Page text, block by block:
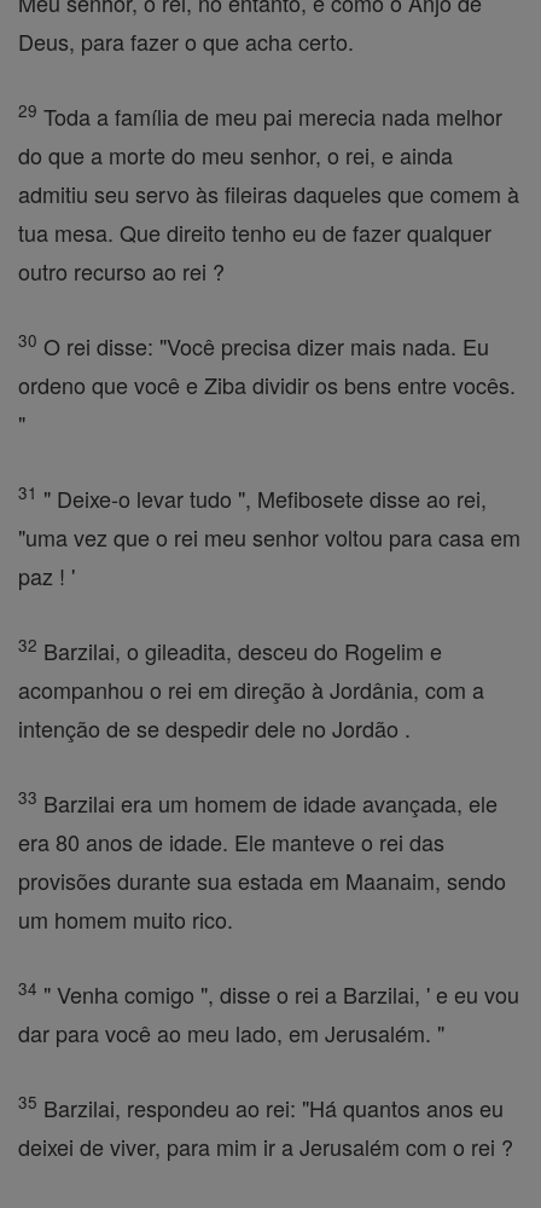
Deus, para fazer o que acha certo.
29 Toda a família de meu pai merecia nada melhor
do que a morte do meu senhor, o rei, e ainda
admitiu seu servo às fileiras daqueles que comem à
tua mesa. Que direito tenho eu de fazer qualquer
outro recurso ao rei ?
30 O rei disse: "Você precisa dizer mais nada. Eu
ordeno que você e Ziba dividir os bens entre vocês.
"
31 " Deixe-o levar tudo ", Mefibosete disse ao rei,
"uma vez que o rei meu senhor voltou para casa em
paz ! '
32 Barzilai, o gileadita, desceu do Rogelim e
acompanhou o rei em direção à Jordânia, com a
intenção de se despedir dele no Jordão .
33 Barzilai era um homem de idade avançada, ele
era 80 anos de idade. Ele manteve o rei das
provisões durante sua estada em Maanaim, sendo
um homem muito rico.
34 " Venha comigo ", disse o rei a Barzilai, ' e eu vou
dar para você ao meu lado, em Jerusalém. "
35 Barzilai, respondeu ao rei: "Há quantos anos eu
deixei de viver, para mim ir a Jerusalém com o rei ?